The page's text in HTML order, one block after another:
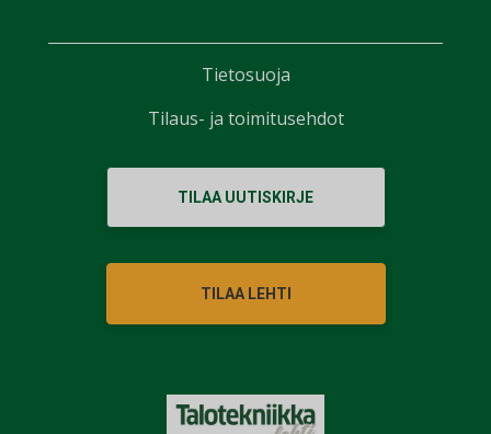
TILAA UUTISKIRJE
TILAA LEHTI
Tietosuoja
Tilaus- ja toimitusehdot